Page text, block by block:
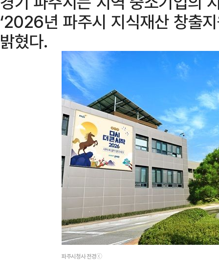
‘2026년 파주시 지식재산 창출
밝혔다.
파주시청사 전경ⓒ